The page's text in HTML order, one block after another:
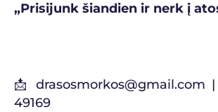
„Prisijunk šiandien ir nerk į
📩 drasosmorkos@gmail.com
49169